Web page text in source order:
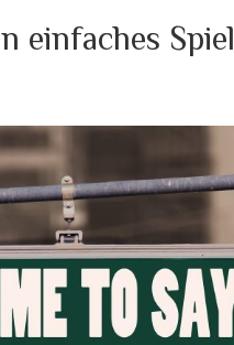
einfaches